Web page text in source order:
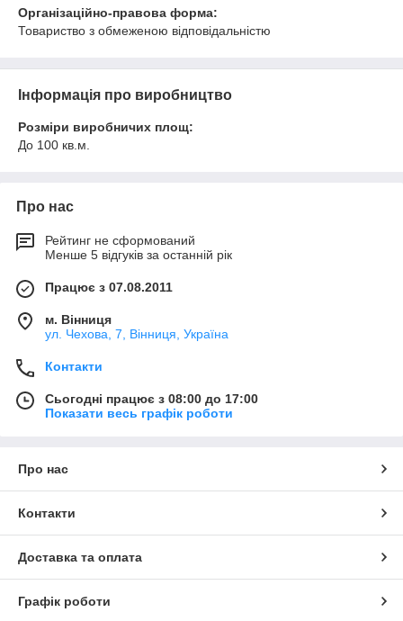
Організаційно-правова форма:
Товариство з обмеженою відповідальністю
Інформація про виробництво
Розміри виробничих площ:
До 100 кв.м.
Про нас
Рейтинг не сформований
Менше 5 відгуків за останній рік
Працює з 07.08.2011
м. Вінниця
ул. Чехова, 7, Вінниця, Україна
Контакти
Сьогодні працює з 08:00 до 17:00
Показати весь графік роботи
Про нас
Контакти
Доставка та оплата
Графік роботи